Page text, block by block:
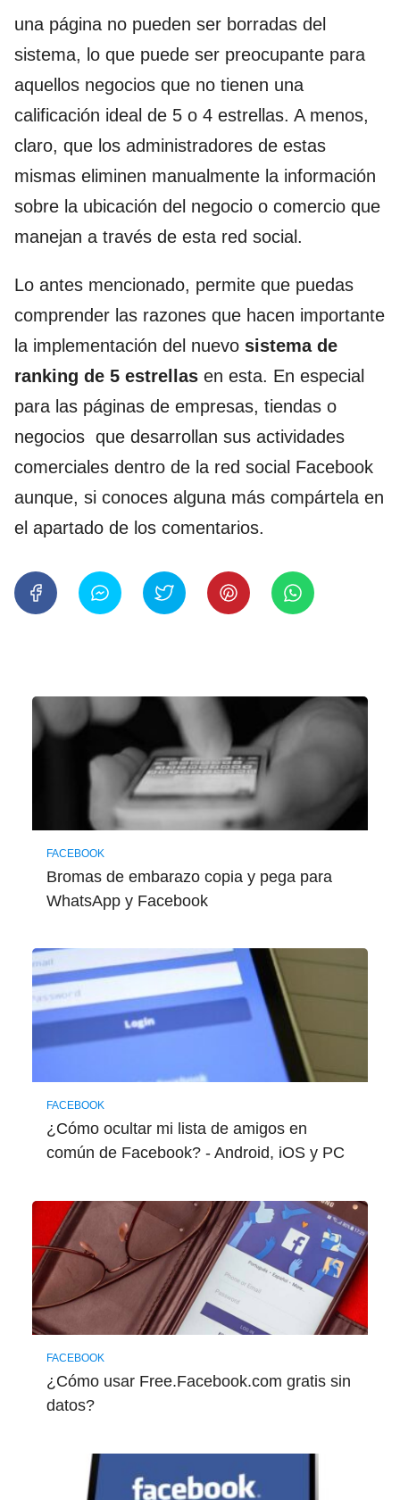
una página no pueden ser borradas del
sistema, lo que puede ser preocupante para
aquellos negocios que no tienen una
calificación ideal de 5 o 4 estrellas. A menos,
claro, que los administradores de estas
mismas eliminen manualmente la información
sobre la ubicación del negocio o comercio que
manejan a través de esta red social.
Lo antes mencionado, permite que puedas
comprender las razones que hacen importante
la implementación del nuevo sistema de
ranking de 5 estrellas en esta. En especial
para las páginas de empresas, tiendas o
negocios que desarrollan sus actividades
comerciales dentro de la red social Facebook
aunque, si conoces alguna más compártela en
el apartado de los comentarios.
FACEBOOK
Bromas de embarazo copia y pega para
WhatsApp y Facebook
FACEBOOK
¿Cómo ocultar mi lista de amigos en
común de Facebook? - Android, iOS y PC
FACEBOOK
¿Cómo usar Free.Facebook.com gratis sin
datos?